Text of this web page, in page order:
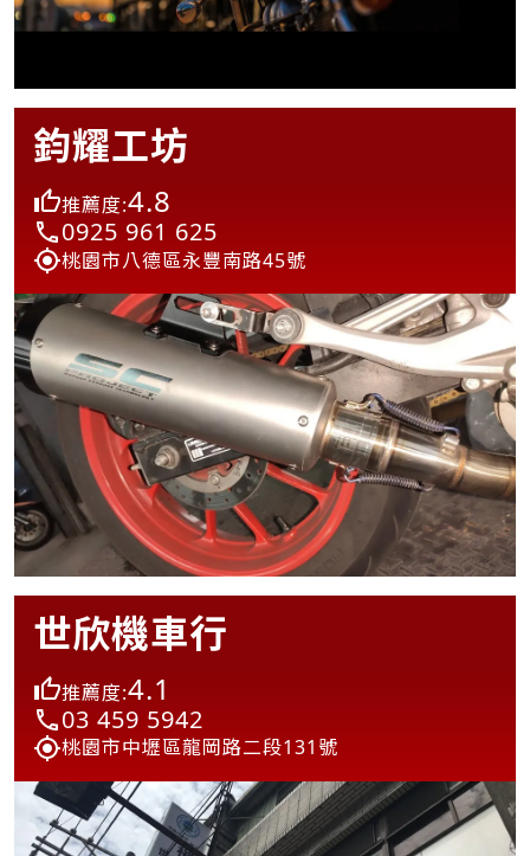
鈞耀工坊
推薦度:4.8
0925 961 625
桃園市八德區永豐南路45號
世欣機車行
推薦度:4.1
03 459 5942
桃園市中壢區龍岡路二段131號